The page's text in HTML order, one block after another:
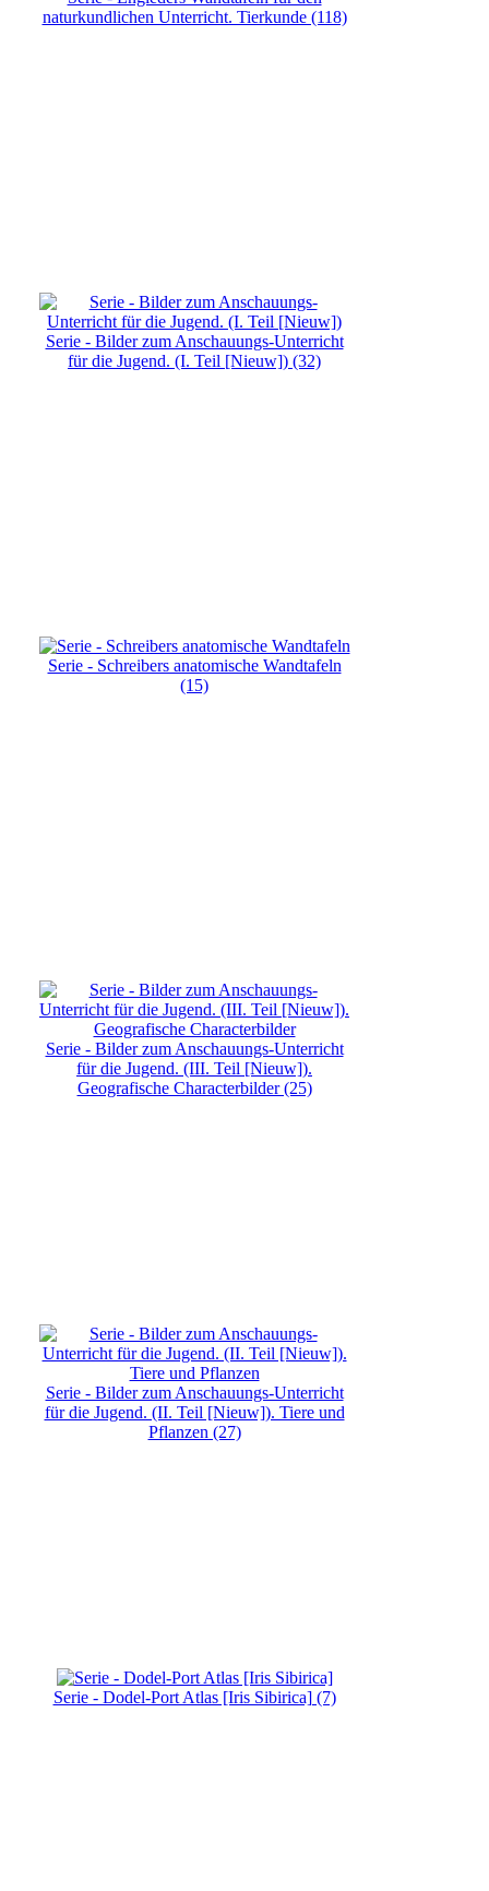
naturkundlichen Unterricht. Tierkunde (118)
Serie - Bilder zum Anschauungs-Unterricht
für die Jugend. (I. Teil [Nieuw]) (32)
Serie - Schreibers anatomische Wandtafeln
(15)
Serie - Bilder zum Anschauungs-Unterricht
für die Jugend. (III. Teil [Nieuw]).
Geografische Characterbilder (25)
Serie - Bilder zum Anschauungs-Unterricht
für die Jugend. (II. Teil [Nieuw]). Tiere und
Pflanzen (27)
Serie - Dodel-Port Atlas [Iris Sibirica] (7)